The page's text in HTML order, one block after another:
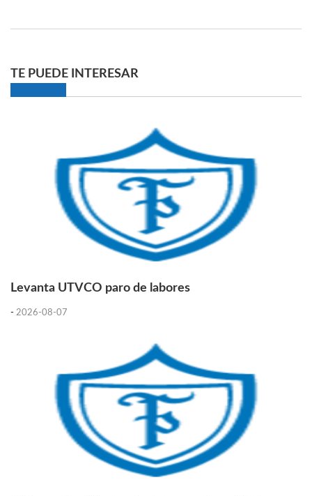
TE PUEDE INTERESAR
Levanta UTVCO paro de labores
- 2026-08-07